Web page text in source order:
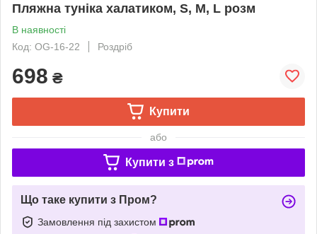
Пляжна туніка халатиком, S, M, L розм
В наявності
Код: OG-16-22
Роздріб
698 ₴
Купити
або
Купити з
Що таке купити з Пром?
Замовлення під захистом